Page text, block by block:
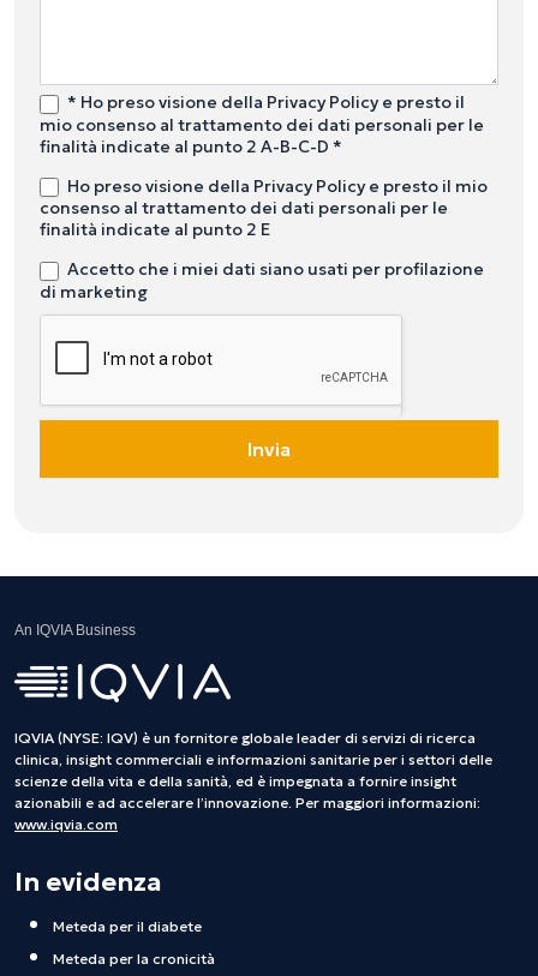
* Ho preso visione della Privacy Policy e presto il
mio consenso al trattamento dei dati personali per le
finalità indicate al punto 2 A-B-C-D *
Ho preso visione della Privacy Policy e presto il mio
consenso al trattamento dei dati personali per le
finalità indicate al punto 2 E
Accetto che i miei dati siano usati per profilazione
di marketing
Invia
An IQVIA Business
IQVIA (NYSE: IQV) è un fornitore globale leader di servizi di ricerca
clinica, insight commerciali e informazioni sanitarie per i settori delle
scienze della vita e della sanità, ed è impegnata a fornire insight
azionabili e ad accelerare l’innovazione. Per maggiori informazioni:
www.iqvia.com
In evidenza
Meteda per il diabete
Meteda per la cronicità